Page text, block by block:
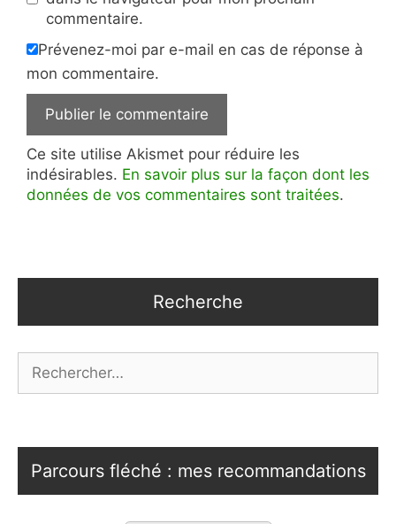
commentaire.
Prévenez-moi par e-mail en cas de réponse à
mon commentaire.
Ce site utilise Akismet pour réduire les
indésirables. En savoir plus sur la façon dont les
données de vos commentaires sont traitées.
Recherche
Parcours fléché : mes recommandations